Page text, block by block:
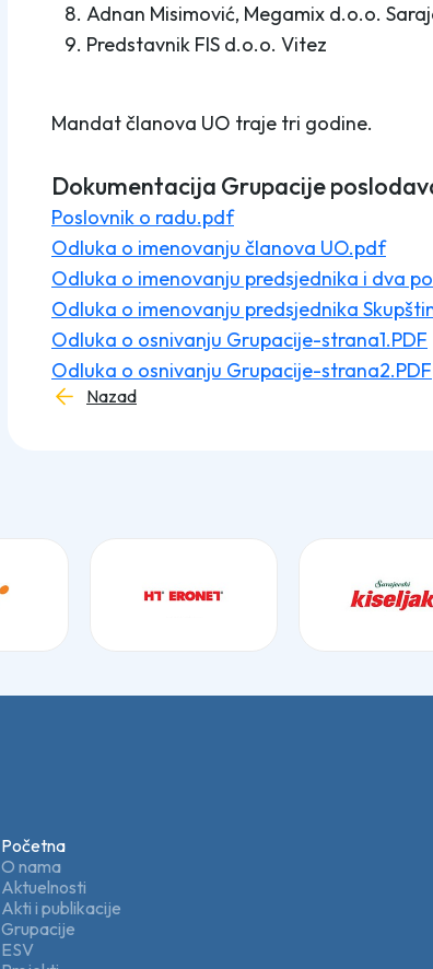
Adnan Misimović, Megamix d.o.o.
Predstavnik FIS d.o.o. Vitez
Mandat članova UO traje tri godine.
Dokumentacija Grupacije
Poslovnik o radu.pdf
Odluka o imenovanju članova UO.pdf
Odluka o imenovanju predsjednika i dva
Odluka o imenovanju predsjednika
Odluka o osnivanju Grupacije-strana1.PDF
Odluka o osnivanju Grupacije-strana2.PDF
Nazad
Početna
O nama
Aktuelnosti
Akti i publikacije
Grupacije
ESV